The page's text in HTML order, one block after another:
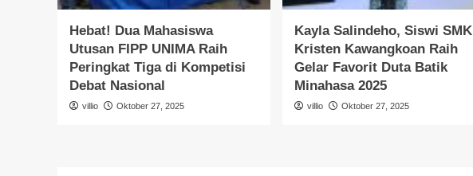
Hebat! Dua Mahasiswa
Utusan FIPP UNIMA Raih
Peringkat Tiga di Kompetisi
Debat Nasional
villio Oktober 27, 2025
Kayla Salindeho, Siswi SMK
Kristen Kawangkoan Raih
Gelar Favorit Duta Batik
Minahasa 2025
villio Oktober 27, 2025